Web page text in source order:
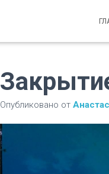
Опубликовано от